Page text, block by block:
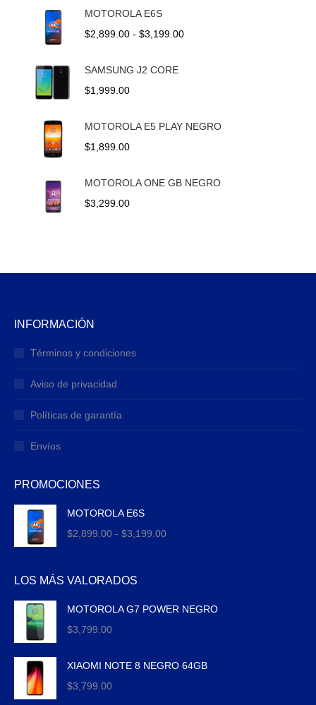
MOTOROLA E6S
$2,899.00 - $3,199.00Rango
SAMSUNG J2 CORE
$1,999.00
MOTOROLA E5 PLAY NEGRO
$1,899.00
MOTOROLA ONE GB NEGRO
$3,299.00
INFORMACIÓN
Términos y condiciones
Aviso de privacidad
Políticas de garantía
Envíos
PROMOCIONES
MOTOROLA E6S
$2,899.00 - $3,199.00Rango
LOS MÁS VALORADOS
MOTOROLA G7 POWER NEGRO
$3,799.00
XIAOMI NOTE 8 NEGRO 64GB
$3,799.00